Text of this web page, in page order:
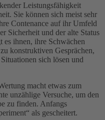
Leistungsfähigkeit
Sie können sich meist sehr
Contenance auf ihr Umfeld
Sicherheit und der alte Status
ihnen, ihre Schwächen
konstruktiven Gesprächen,
sich lösen und
macht etwas zum
unzählige Versuche, um den
zu finden. Anfangs
als gescheitert.